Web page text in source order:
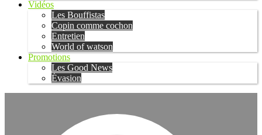
Vidéos
Les Bouffistas
Copin comme cochon
Entretien
World of watson
Promotions
Les Good News
Évasion